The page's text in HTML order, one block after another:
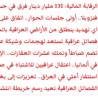
الرقابة المالية: 131 مليار دينار فرق في حسابات الكهرباء مع الجانب الإيراني
فنزويلا.. أولى جلسات الحوار..
اي تهديد ينطلق من الأراضي العراقية
فصائل عراقية تستعد لهجمات وشيكة
تضم ضباطاً وتملك عشرات العقارات..
في ألمانيا.. اعتقال عراقيين للاشتباه
استنفار أمني في العراق.. تعزيزات إلى
الفصائل العراقية تعيد رسم خريطة